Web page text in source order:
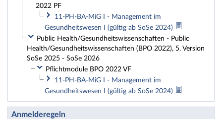
2022 PF
11-PH-BA-MiG I - Management im
Gesundheitswesen I (gültig ab SoSe 2024)
Public Health/Gesundheitswissenschaften - Public
Health/Gesundheitswissenschaften (BPO 2022), 5. Version
SoSe 2025 - SoSe 2026
Pflichtmodule BPO 2022 VF
11-PH-BA-MiG I - Management im
Gesundheitswesen I (gültig ab SoSe 2024)
Anmelderegeln